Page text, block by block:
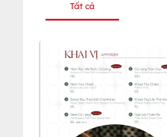
Tất cả